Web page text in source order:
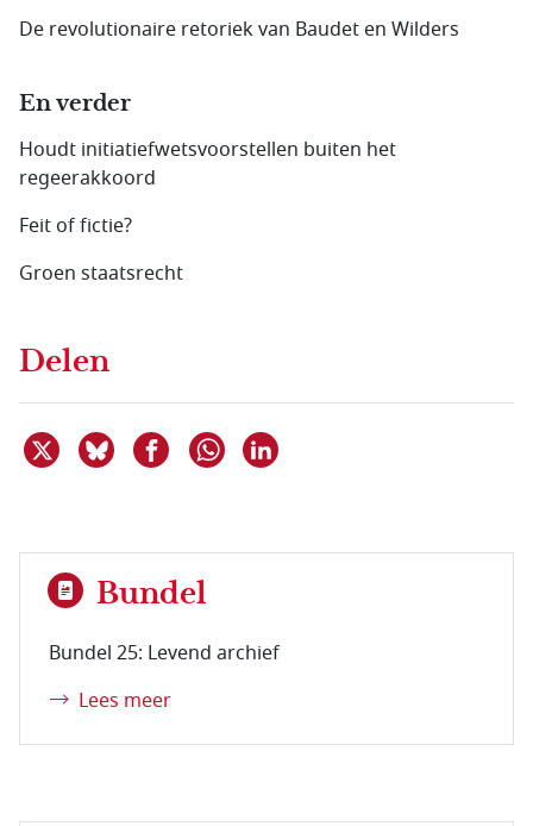
De revolutionaire retoriek van Baudet en Wilders
En verder
Houdt initiatiefwets­voorstellen buiten het
regeerakkoord
Feit of fictie?
Groen staatsrecht
Delen
Deel dit item op X
Deel dit item op Bluesky
Deel dit item op Facebook
Delen via WhatsApp
Bundel
Bundel 25: Levend archief
Lees meer